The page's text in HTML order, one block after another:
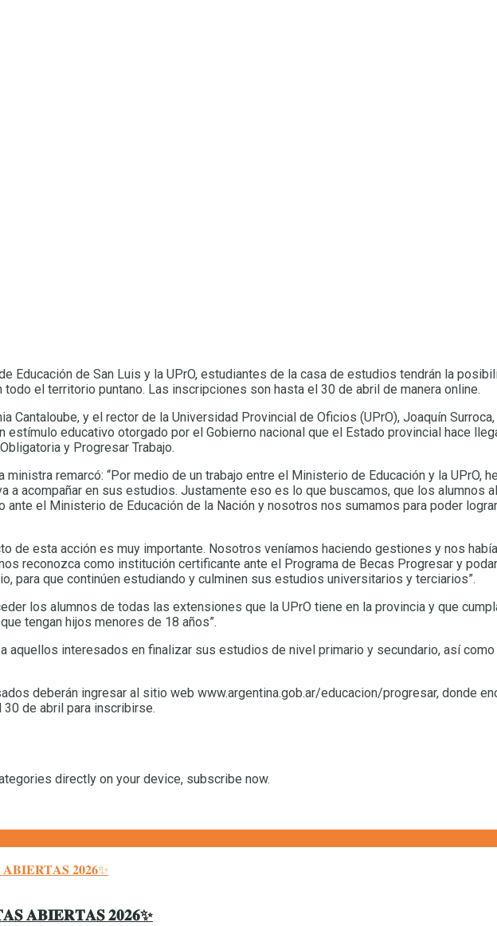
Educación de San Luis y la UPrO, estudiantes de la casa de estudios tendrán la
el territorio puntano. Las inscripciones son hasta el 30 de abril de manera online.
Cantaloube, y el rector de la Universidad Provincial de Oficios (UPrO), Joaquín
estímulo educativo otorgado por el Gobierno nacional que el Estado provincial hace
y Progresar Trabajo.
ministra remarcó: “Por medio de un trabajo entre el Ministerio de Educación y la
a acompañar en sus estudios. Justamente eso es lo que buscamos, que los alumnos
ante el Ministerio de Educación de la Nación y nosotros nos sumamos para poder
de esta acción es muy importante. Nosotros veníamos haciendo gestiones y nos
reconozca como institución certificante ante el Programa de Becas Progresar y
para que continúen estudiando y culminen sus estudios universitarios y terciarios”.
los alumnos de todas las extensiones que la UPrO tiene en la provincia y que
tengan hijos menores de 18 años”.
aquellos interesados en finalizar sus estudios de nivel primario y secundario, así
deberán ingresar al sitio web www.argentina.gob.ar/educacion/progresar, donde
de abril para inscribirse.
directly on your device, subscribe now.
𝐀𝐁𝐈𝐄𝐑𝐓𝐀𝐒 𝟐𝟎𝟐𝟔✨